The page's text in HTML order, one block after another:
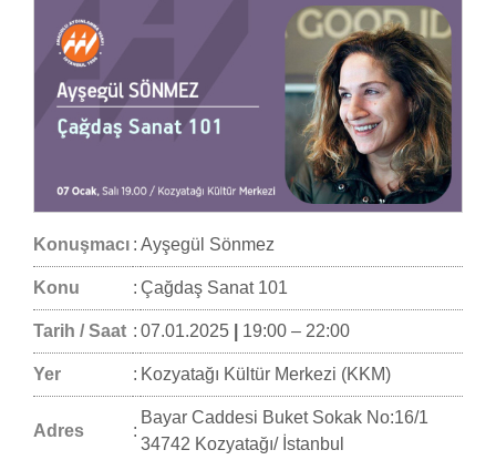
Konuşmacı : Ayşegül Sönmez
Konu : Çağdaş Sanat 101
Tarih / Saat : 07.01.2025 19:00 – 22:00
Yer : Kozyatağı Kültür Merkezi (KKM)
Adres :
Bayar Caddesi Buket Sokak No:16/1
34742 Kozyatağı/ İstanbul